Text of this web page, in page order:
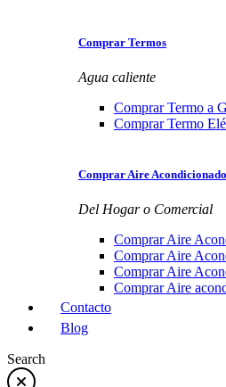
Comprar Termos
Agua caliente
Comprar Termo a
Comprar Termo
Comprar Aire Acondicionado
Del Hogar o Comercial
Comprar Aire
Comprar Aire
Comprar Aire
Comprar Aire
Contacto
Blog
Search